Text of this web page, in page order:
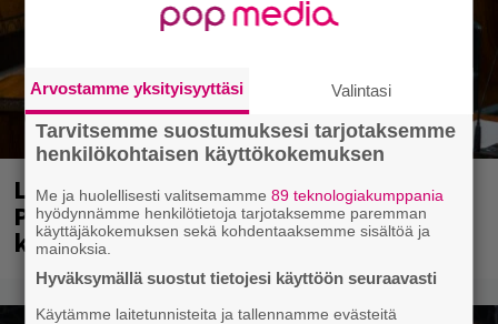
Laittomasta graffitista kiinni jäänyt
Paavo Arhinmäki jälleen spraypullo
kädessä – näitä puolueita ei kiinnosta
Arvostamme yksityisyyttäsi Valintasi
Tarvitsemme suostumuksesi tarjotaksemme
henkilökohtaisen käyttökokemuksen
Me ja huolellisesti valitsemamme89 teknologiakumppania
hyödynnämme henkilötietoja tarjotaksemme paremman
käyttäjäkokemuksen sekä kohdentaaksemme sisältöä ja
mainoksia.
Hyväksymällä suostut tietojesi käyttöön seuraavasti
Käytämme laitetunnisteita ja tallennamme evästeitä